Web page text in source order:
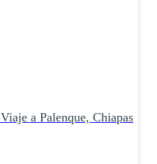
a Palenque, Chiapas